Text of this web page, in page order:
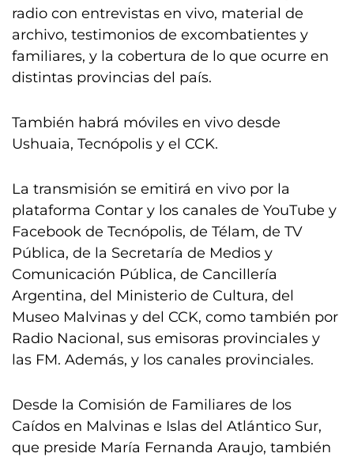
radio con entrevistas en vivo, material de
archivo, testimonios de excombatientes y
familiares, y la cobertura de lo que ocurre en
distintas provincias del país.
También habrá móviles en vivo desde
Ushuaia, Tecnópolis y el CCK.
La transmisión se emitirá en vivo por la
plataforma Contar y los canales de YouTube y
Facebook de Tecnópolis, de Télam, de TV
Pública, de la Secretaría de Medios y
Comunicación Pública, de Cancillería
Argentina, del Ministerio de Cultura, del
Museo Malvinas y del CCK, como también por
Radio Nacional, sus emisoras provinciales y
las FM. Además, y los canales provinciales.
Desde la Comisión de Familiares de los
Caídos en Malvinas e Islas del Atlántico Sur,
que preside María Fernanda Araujo, también